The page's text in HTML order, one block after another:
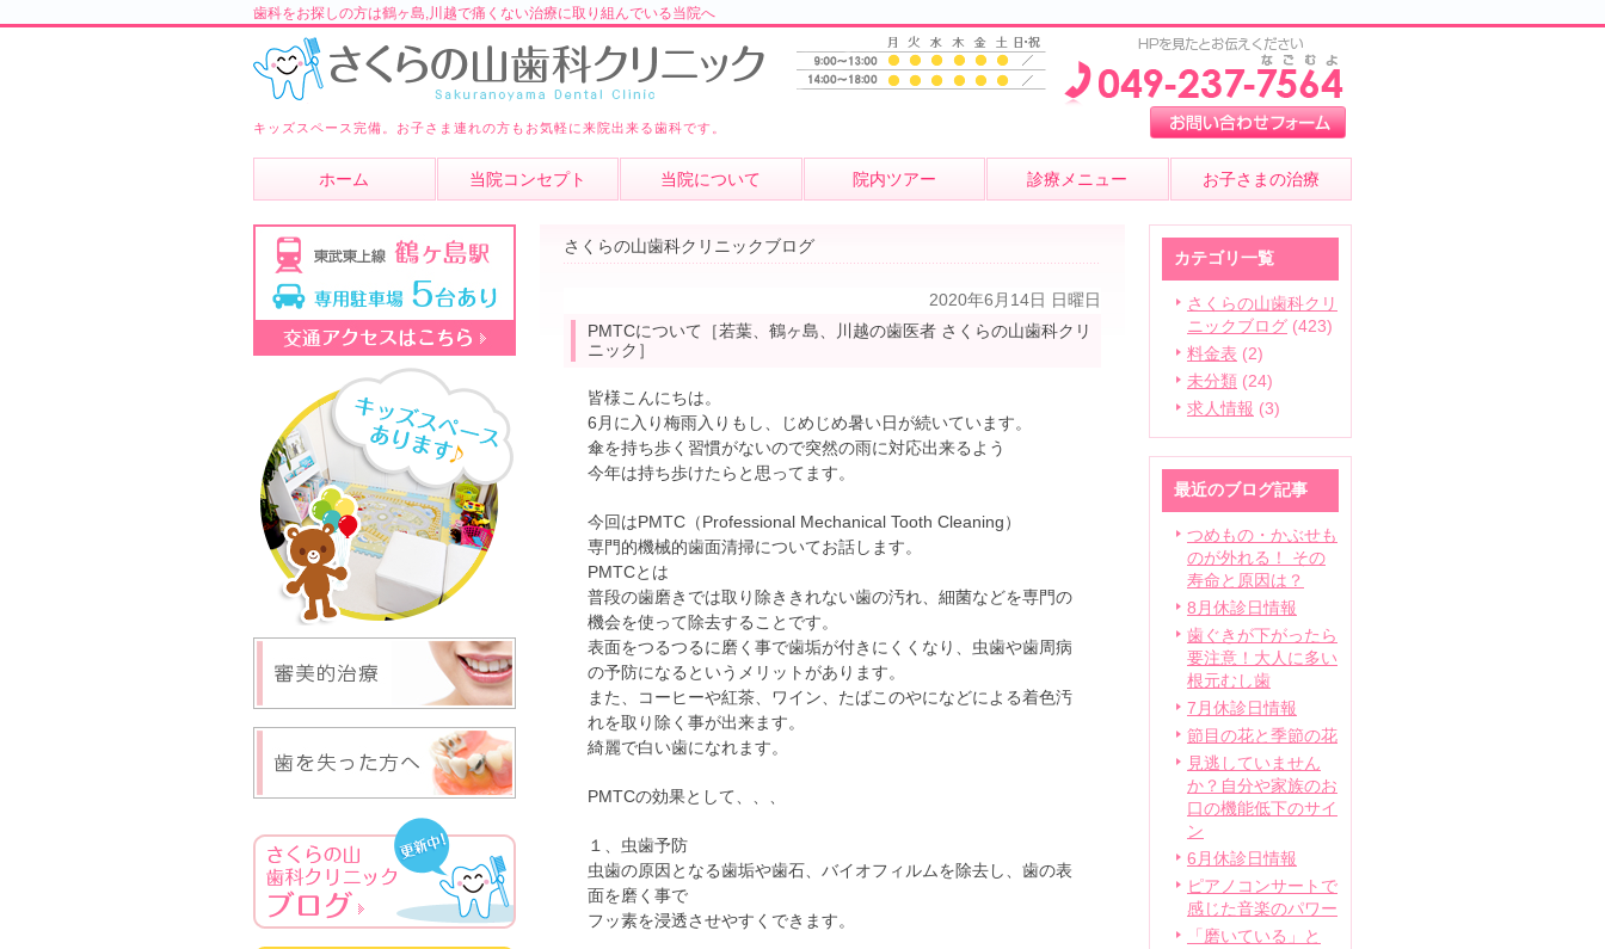
歯科をお探しの方は鶴ヶ島,川越で痛くない治療に取り組んでいる当院へ
キッズスペース完備。お子さま連れの方もお気軽に来院出来る歯科です。
ホーム 当院コンセプト 当院について 院内ツアー 診療メニュー お子さまの治療
さくらの山歯科クリニックブログ
2020年6月14日 日曜日
PMTCについて［若葉、鶴ヶ島、川越の歯医者 さくらの山歯科クリ
ニック］
皆様こんにちは。
6月に入り梅雨入りもし、じめじめ暑い日が続いています。
傘を持ち歩く習慣がないので突然の雨に対応出来るよう
今年は持ち歩けたらと思ってます。
今回はPMTC（Professional Mechanical Tooth Cleaning）
専門的機械的歯面清掃についてお話します。
PMTCとは
普段の歯磨きでは取り除ききれない歯の汚れ、細菌などを専門の
機会を使って除去することです。
表面をつるつるに磨く事で歯垢が付きにくくなり、虫歯や歯周病
の予防になるというメリットがあります。
また、コーヒーや紅茶、ワイン、たばこのやになどによる着色汚
れを取り除く事が出来ます。
綺麗で白い歯になれます。
PMTCの効果として、、、
１、虫歯予防
虫歯の原因となる歯垢や歯石、バイオフィルムを除去し、歯の表
面を磨く事で
フッ素を浸透させやすくできます。
カテゴリ一覧
さくらの山歯科クリ
ニックブログ (423)
料金表 (2)
未分類 (24)
求人情報 (3)
最近のブログ記事
つめもの・かぶせも
のが外れる！ その
寿命と原因は？
8月休診日情報
歯ぐきが下がったら
要注意！大人に多い
根元むし歯
7月休診日情報
節目の花と季節の花
見逃していません
か？自分や家族のお
口の機能低下のサイ
ン
6月休診日情報
ピアノコンサートで
感じた音楽のパワー
「磨いている」と